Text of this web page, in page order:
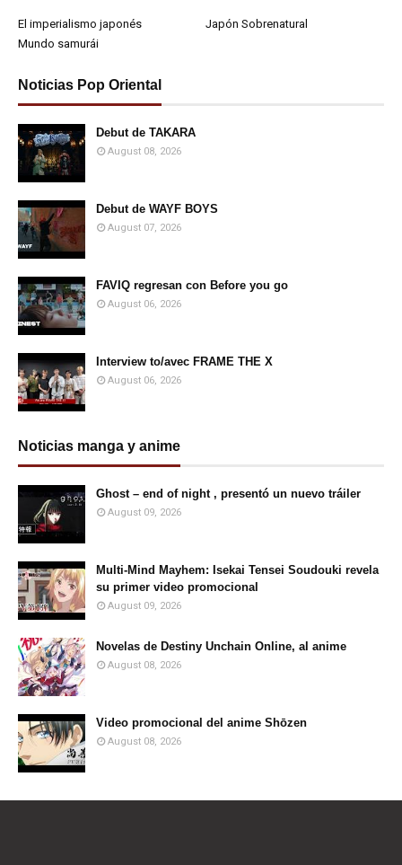
El imperialismo japonés
Japón Sobrenatural
Mundo samurái
Noticias Pop Oriental
Debut de TAKARA
August 08, 2026
Debut de WAYF BOYS
August 07, 2026
FAVIQ regresan con Before you go
August 06, 2026
Interview to/avec FRAME THE X
August 06, 2026
Noticias manga y anime
Ghost – end of night , presentó un nuevo tráiler
August 09, 2026
Multi-Mind Mayhem: Isekai Tensei Soudouki revela
su primer video promocional
August 09, 2026
Novelas de Destiny Unchain Online, al anime
August 08, 2026
Video promocional del anime Shōzen
August 08, 2026